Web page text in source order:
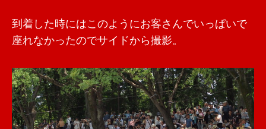
到着した時にはこのようにお客さんでいっぱいで
座れなかったのでサイドから撮影。